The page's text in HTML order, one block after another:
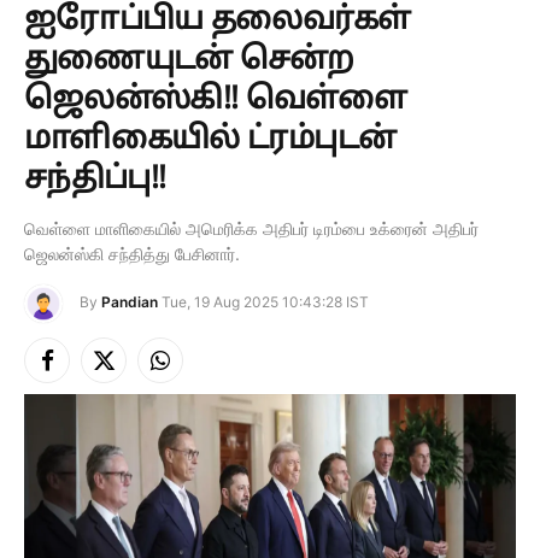
ஐரோப்பிய தலைவர்கள்
துணையுடன் சென்ற
ஜெலன்ஸ்கி!! வெள்ளை
மாளிகையில் ட்ரம்புடன்
சந்திப்பு!!
வெள்ளை மாளிகையில் அமெரிக்க அதிபர் டிரம்பை உக்ரைன் அதிபர்
ஜெலன்ஸ்கி சந்தித்து பேசினார்.
By Pandian Tue, 19 Aug 2025 10:43:28 IST
Facebook
X
(Twitter)
Instagram